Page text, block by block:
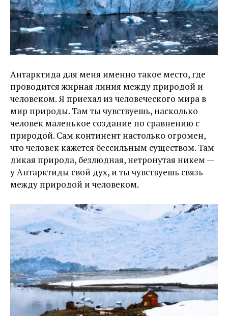
Антарктида для меня именно такое место, где
проводится жирная линия между природой и
человеком. Я приехал из человеческого мира в
мир природы. Там ты чувствуешь, насколько
человек маленькое создание по сравнению с
природой. Сам континент настолько огромен,
что человек кажется бессильным существом. Там
дикая природа, безлюдная, нетронутая никем —
у Антарктиды свой дух, и ты чувствуешь связь
между природой и человеком.